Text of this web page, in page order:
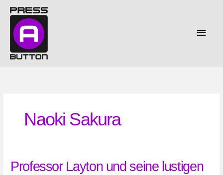
Inhalt
springen
Naoki Sakura
Professor Layton und seine lustigen